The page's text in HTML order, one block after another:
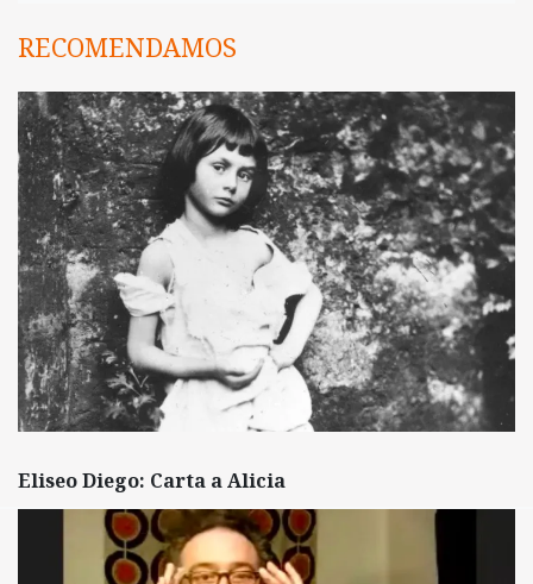
RECOMENDAMOS
Eliseo Diego: Carta a Alicia